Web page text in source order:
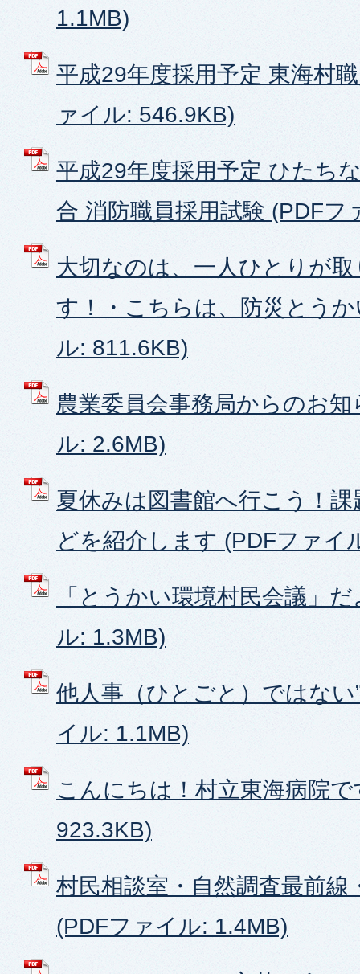
1.1MB)
平成29年度採用予定 東海村
ァイル: 546.9KB)
平成29年度採用予定 ひたち
合 消防職員採用試験 (PDFフ
大切なのは、一人ひとりが
す！・こちらは、防災とう
ル: 811.6KB)
農業委員会事務局からのお
ル: 2.6MB)
夏休みは図書館へ行こう！
どを紹介します (PDFファイ
「とうかい環境村民会議」
ル: 1.3MB)
他人事（ひとごと）ではない
イル: 1.1MB)
こんにちは！村立東海病院
923.3KB)
村民相談室・自然調査最前線
(PDFファイル: 1.4MB)